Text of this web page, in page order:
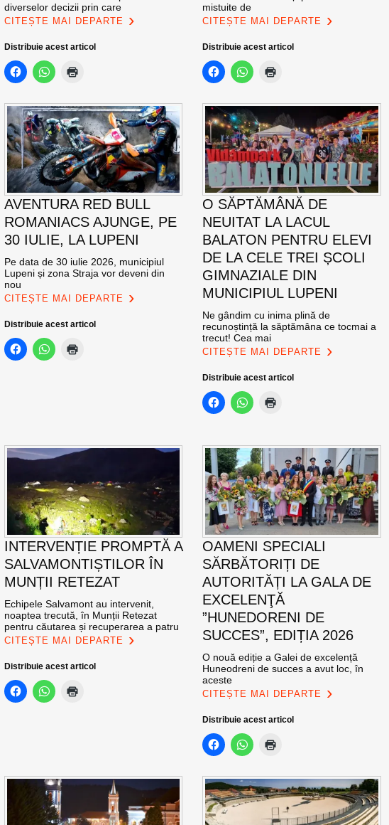
diverselor decizii prin care
CITEȘTE MAI DEPARTE
Distribuie acest articol
mistuite de
CITEȘTE MAI DEPARTE
Distribuie acest articol
AVENTURA RED BULL
ROMANIACS AJUNGE, PE
30 IULIE, LA LUPENI
Pe data de 30 iulie 2026, municipiul
Lupeni și zona Straja vor deveni din
nou
CITEȘTE MAI DEPARTE
Distribuie acest articol
O SĂPTĂMÂNĂ DE
NEUITAT LA LACUL
BALATON PENTRU ELEVI
DE LA CELE TREI ȘCOLI
GIMNAZIALE DIN
MUNICIPIUL LUPENI
Ne gândim cu inima plină de
recunoștință la săptămâna ce tocmai a
trecut! Cea mai
CITEȘTE MAI DEPARTE
Distribuie acest articol
INTERVENȚIE PROMPTĂ A
SALVAMONTIȘTILOR ÎN
MUNȚII RETEZAT
Echipele Salvamont au intervenit,
noaptea trecută, în Munții Retezat
pentru căutarea și recuperarea a patru
CITEȘTE MAI DEPARTE
Distribuie acest articol
OAMENI SPECIALI
SĂRBĂTORIȚI DE
AUTORITĂȚI LA GALA DE
EXCELENŢĂ
”HUNEDORENI DE
SUCCES”, EDIȚIA 2026
O nouă ediție a Galei de excelență
Huneodreni de succes a avut loc, în
aceste
CITEȘTE MAI DEPARTE
Distribuie acest articol